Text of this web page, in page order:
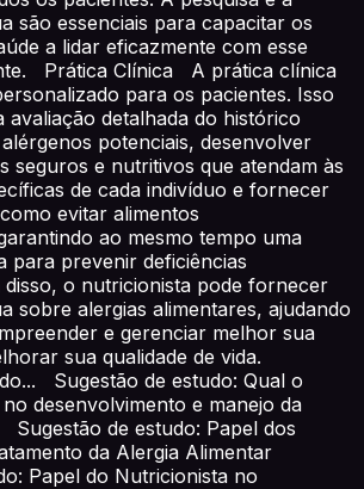
são essenciais para capacitar os
a lidar eficazmente com esse
Prática Clínica A prática clínica
para os pacientes. Isso
avaliação detalhada do histórico
potenciais, desenvolver
seguros e nutritivos que atendam às
de cada indivíduo e fornecer
evitar alimentos
ao mesmo tempo uma
para prevenir deficiências
disso, o nutricionista pode fornecer
sobre alergias alimentares, ajudando
e gerenciar melhor sua
sua qualidade de vida.
Sugestão de estudo: Qual o
desenvolvimento e manejo da
Sugestão de estudo: Papel dos
da Alergia Alimentar
Papel do Nutricionista no